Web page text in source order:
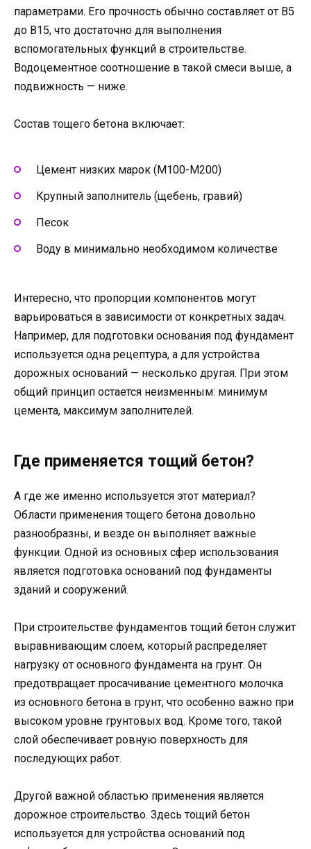
параметрами. Его прочность обычно составляет от В5
до В15, что достаточно для выполнения
вспомогательных функций в строительстве.
Водоцементное соотношение в такой смеси выше, а
подвижность — ниже.
Состав тощего бетона включает:
Цемент низких марок (М100-М200)
Крупный заполнитель (щебень, гравий)
Песок
Воду в минимально необходимом количестве
Интересно, что пропорции компонентов могут
варьироваться в зависимости от конкретных задач.
Например, для подготовки основания под фундамент
используется одна рецептура, а для устройства
дорожных оснований — несколько другая. При этом
общий принцип остается неизменным: минимум
цемента, максимум заполнителей.
Где применяется тощий бетон?
А где же именно используется этот материал?
Области применения тощего бетона довольно
разнообразны, и везде он выполняет важные
функции. Одной из основных сфер использования
является подготовка оснований под фундаменты
зданий и сооружений.
При строительстве фундаментов тощий бетон служит
выравнивающим слоем, который распределяет
нагрузку от основного фундамента на грунт. Он
предотвращает просачивание цементного молочка
из основного бетона в грунт, что особенно важно при
высоком уровне грунтовых вод. Кроме того, такой
слой обеспечивает ровную поверхность для
последующих работ.
Другой важной областью применения является
дорожное строительство. Здесь тощий бетон
используется для устройства оснований под